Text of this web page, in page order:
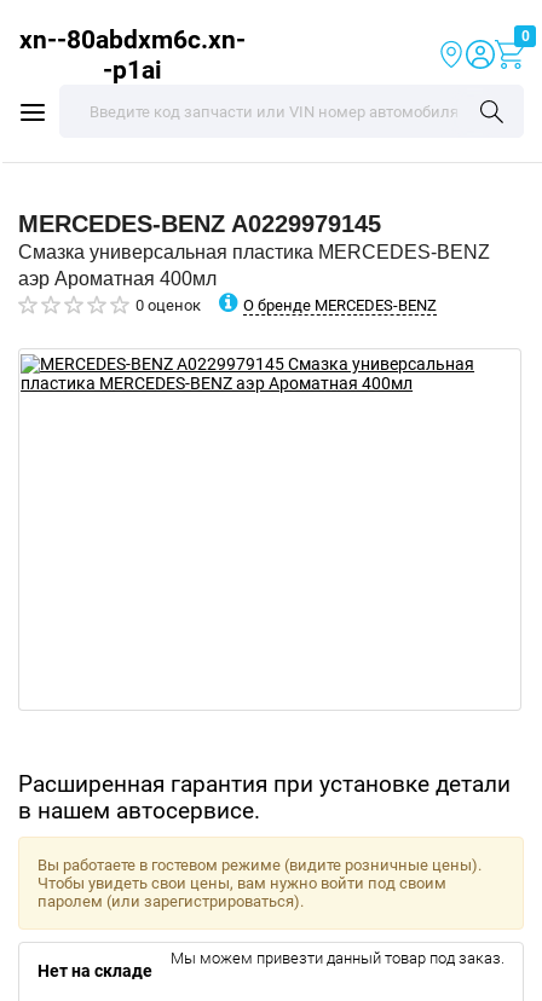
xn--80abdxm6c.xn-
-p1ai
0
MERCEDES-BENZ A0229979145
Смазка универсальная пластика MERCEDES-BENZ
аэр Ароматная 400мл
0 оценок О бренде MERCEDES-BENZ
Расширенная гарантия при установке детали
в нашем автосервисе.
Вы работаете в гостевом режиме (видите розничные цены).
Чтобы увидеть свои цены, вам нужно войти под своим
паролем (или зарегистрироваться).
Нет на складе
Мы можем привезти данный товар под заказ.